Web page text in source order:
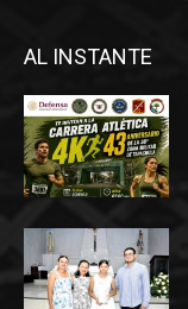
AL INSTANTE